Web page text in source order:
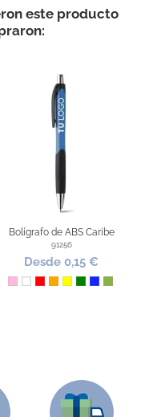
este producto
Bolígrafo de ABS Caribe
91256
Desde 0,15 €
RosaBlanco
RojoNaranja
Amarillo
VerdeAzul Royal
Pistacho